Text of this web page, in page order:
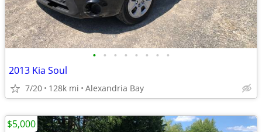
• • • • • • • •
2013 Kia Soul
7/20 128k mi Alexandria Bay
$5,000